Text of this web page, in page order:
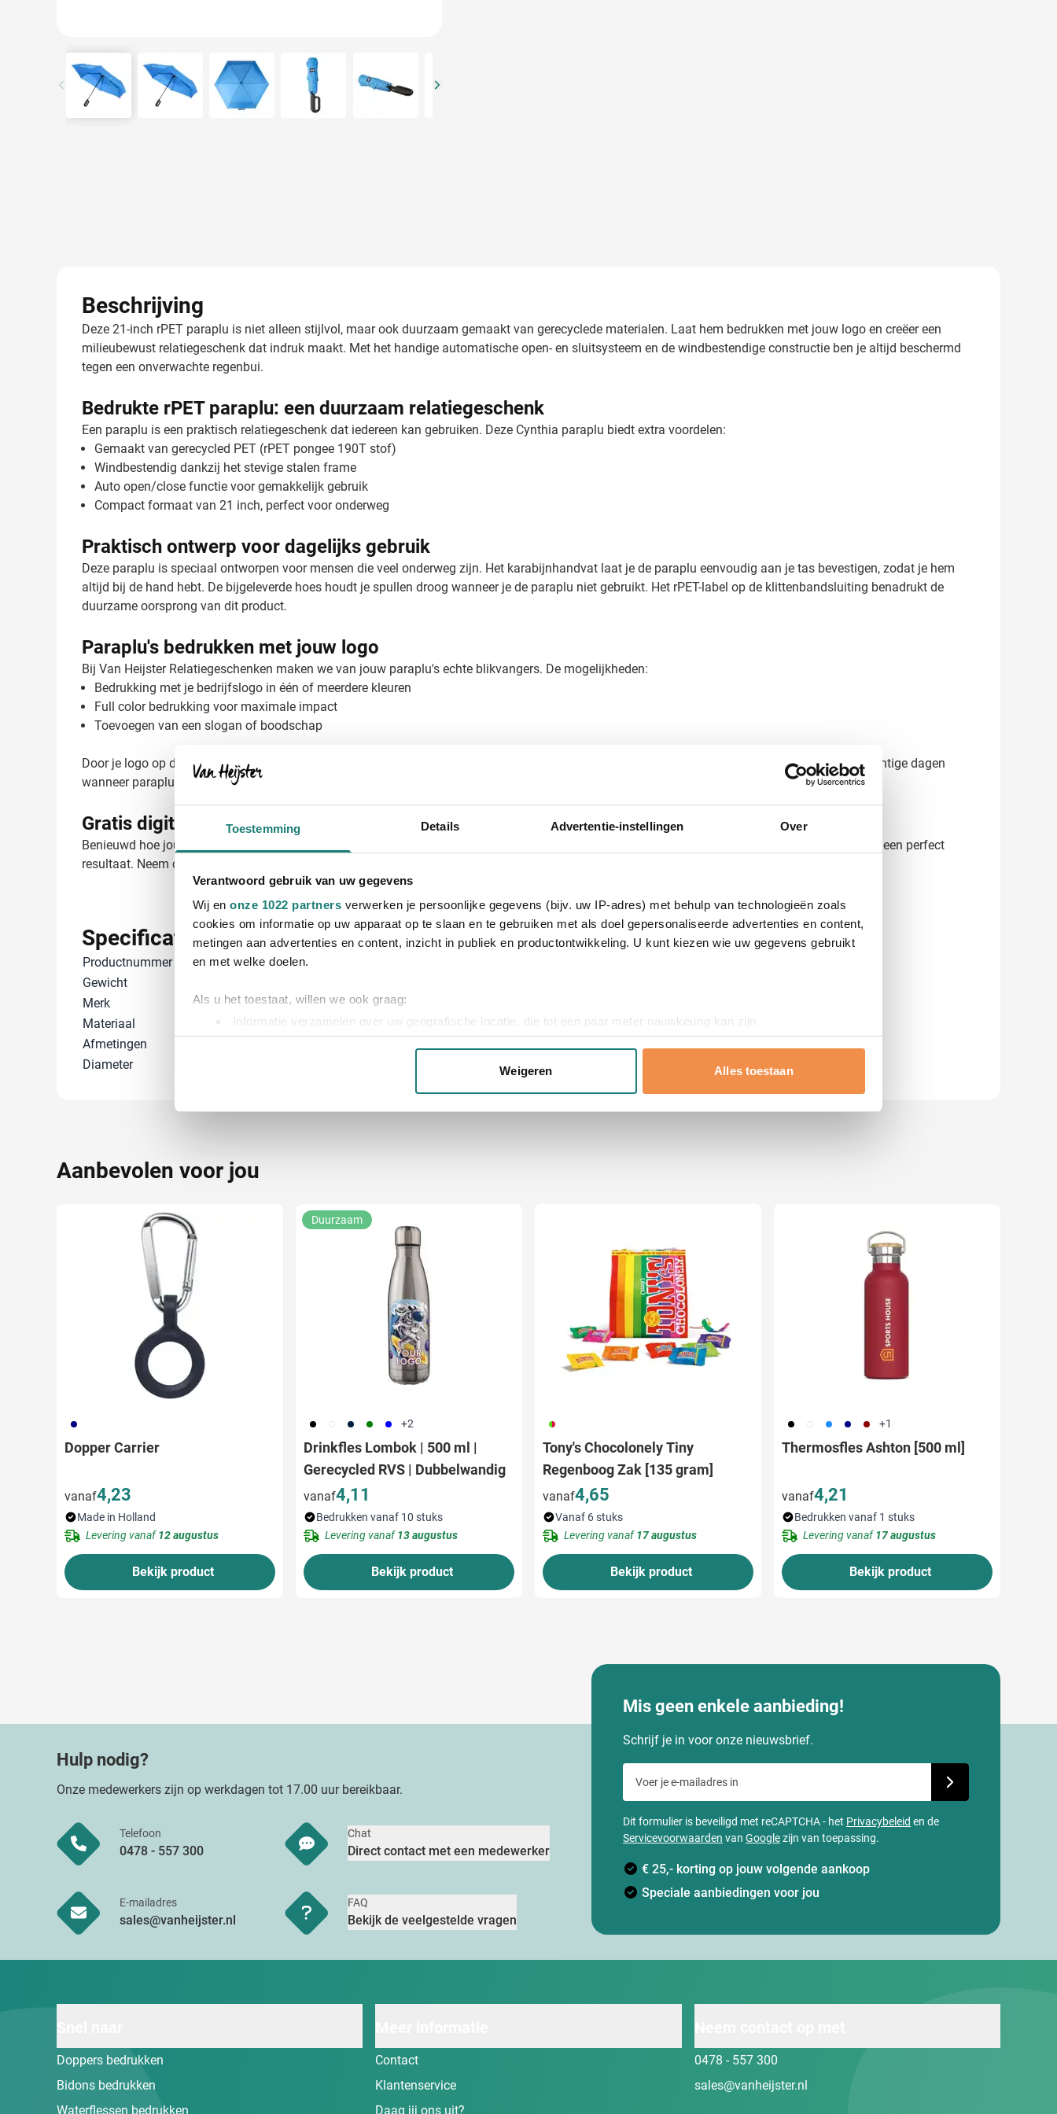
Toestemming Details Advertentie-instellingen Over
Verantwoord gebruik van uw gegevens
Wij en onze 1022 partners verwerken je persoonlijke gegevens (bijv. uw IP-adres) met behulp van technologieën zoals
cookies om informatie op uw apparaat op te slaan en te gebruiken met als doel gepersonaliseerde advertenties en content,
metingen aan advertenties en content, inzicht in publiek en productontwikkeling. U kunt kiezen wie uw gegevens gebruikt
en met welke doelen.
Als u het toestaat, willen we ook graag:
Informatie verzamelen over uw geografische locatie, die tot een paar meter nauwkeurig kan zijn
Uw apparaat identificeren door het actief te scannen op specifieke eigenschappen (fingerprinting)
toestemming op elk moment wijzigen of intrekken in de Cookieverklaring.
verstrekt of die ze hebben verzameld op basis van uw gebruik van hun services.
Weigeren Alles toestaan
View larger imageView larger imageView larger imageView larger image
Beschrijving
Deze 21-inch rPET paraplu is niet alleen stijlvol, maar ook duurzaam gemaakt van gerecyclede materialen. Laat hem bedrukken met jouw logo en creëer een
milieubewust relatiegeschenk dat indruk maakt. Met het handige automatische open- en sluitsysteem en de windbestendige constructie ben je altijd beschermd
tegen een onverwachte regenbui.
Bedrukte rPET paraplu: een duurzaam relatiegeschenk
Een paraplu is een praktisch relatiegeschenk dat iedereen kan gebruiken. Deze Cynthia paraplu biedt extra voordelen:
Gemaakt van gerecycled PET (rPET pongee 190T stof)
Windbestendig dankzij het stevige stalen frame
Auto open/close functie voor gemakkelijk gebruik
Compact formaat van 21 inch, perfect voor onderweg
Praktisch ontwerp voor dagelijks gebruik
Deze paraplu is speciaal ontworpen voor mensen die veel onderweg zijn. Het karabijnhandvat laat je de paraplu eenvoudig aan je tas bevestigen, zodat je hem
altijd bij de hand hebt. De bijgeleverde hoes houdt je spullen droog wanneer je de paraplu niet gebruikt. Het rPET-label op de klittenbandsluiting benadrukt de
duurzame oorsprong van dit product.
Paraplu's bedrukken met jouw logo
Bij Van Heijster Relatiegeschenken maken we van jouw paraplu's echte blikvangers. De mogelijkheden:
Bedrukking met je bedrijfslogo in één of meerdere kleuren
Full color bedrukking voor maximale impact
Toevoegen van een slogan of boodschap
Door je logo op deze duurzame paraplu te laten bedrukken, creëer je een waardevol relatiegeschenk dat je merk zichtbaar maakt, juist op regenachtige dagen
wanneer paraplu's overal op straat te zien zijn.
Gratis digitaal voorbeeld van je bedrukte paraplu
Benieuwd hoe jouw logo eruitziet op deze rPET paraplu? Vraag vrijblijvend een gratis digitaal voorbeeld aan. Met 45 jaar ervaring zorgen wij voor een perfect
resultaat. Neem contact met ons op voor een offerte op maat – onze experts denken graag met je mee!
Specificaties
Productnummer
1171420
Gewicht
Merk
IMPRESSION
Materiaal
Glasvezel, Kunststof, rPET
Afmetingen
Diameter
Aanbevolen voor jou
536
Dopper Carrier
vanaf4,23
Made in Holland
Levering vanaf12 augustus
Bekijk product
001 002 411 004 005 +2
Drinkfles Lombok | 500 ml |
Gerecycled RVS | Dubbelwandig
vanaf4,11
Duurzaam
Bedrukken vanaf 10 stuks
Levering vanaf13 augustus
Bekijk product
009
Tony's Chocolonely Tiny
Regenboog Zak [135 gram]
vanaf4,65
Vanaf 6 stuks
Levering vanaf17 augustus
Bekijk product
001 002 018 307 371 +1
Thermosfles Ashton [500 ml]
vanaf4,21
Bedrukken vanaf 1 stuks
Levering vanaf17 augustus
Bekijk product
Hulp nodig?
Onze medewerkers zijn op werkdagen tot 17.00 uur bereikbaar.
Telefoon
0478 - 557 300
Chat
Direct contact met een medewerker
E-mailadres
sales@vanheijster.nl
FAQ
Bekijk de veelgestelde vragen
Mis geen enkele aanbieding!
Schrijf je in voor onze nieuwsbrief.
Dit formulier is beveiligd met reCAPTCHA - het Privacybeleid en de
Servicevoorwaarden van Googlezijn van toepassing.
€ 25,- korting op jouw volgende aankoop
Speciale aanbiedingen voor jou
Doppers bedrukken
Bidons bedrukken
Waterflessen bedrukken
Contact
Klantenservice
Daag jij ons uit?
0478 - 557 300
sales@vanheijster.nl